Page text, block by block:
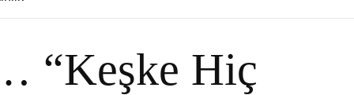
“Keşke Hiç